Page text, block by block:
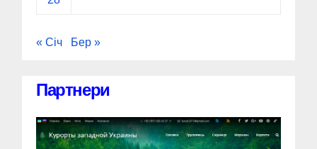
« Січ Бер »
Партнери